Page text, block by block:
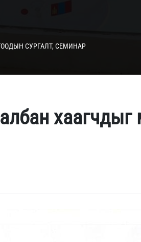
СУРГАЛТ, СЕМИНАР
хаагчдыг